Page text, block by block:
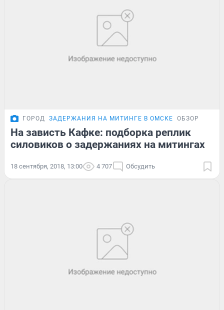
ГОРОД ЗАДЕРЖАНИЯ НА МИТИНГЕ В ОМСКЕ ОБЗОР
На зависть Кафке: подборка реплик
силовиков о задержаниях на митингах
18 сентября, 2018, 13:00 4 707 Обсудить